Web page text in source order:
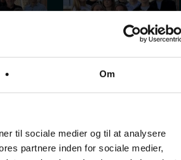
Om
til sociale medier og til at analysere
partnere inden for sociale medier,